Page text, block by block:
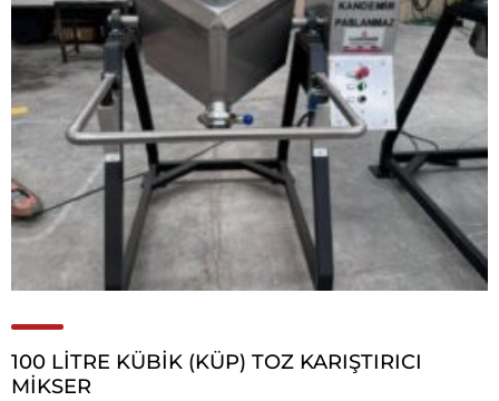
100 LİTRE KÜBİK (KÜP) TOZ KARIŞTIRICI
MİKSER